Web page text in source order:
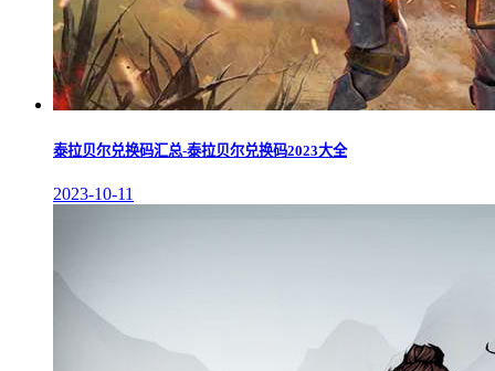
泰拉贝尔兑换码汇总-泰拉贝尔兑换码2023大全
2023-10-11